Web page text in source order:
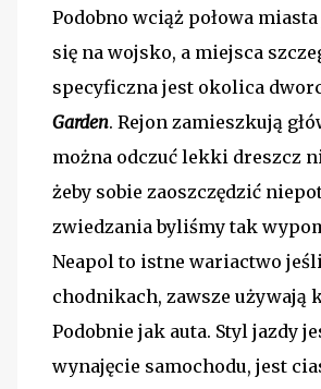
Podobno wciąż połowa
się na wojsko, a miejsca
specyficzna jest okolica
Garden. Rejon zamieszkują
można odczuć lekki dreszcz
żeby sobie zaoszczędzić
zwiedzania byliśmy tak
Neapol to istne wariactwo
chodnikach, zawsze używają
Podobnie jak auta. Styl jazdy
wynajęcie samochodu, jest